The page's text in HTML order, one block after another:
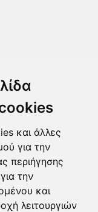
και άλλες
για την
περιήγησης
την
και
λειτουργιών
της